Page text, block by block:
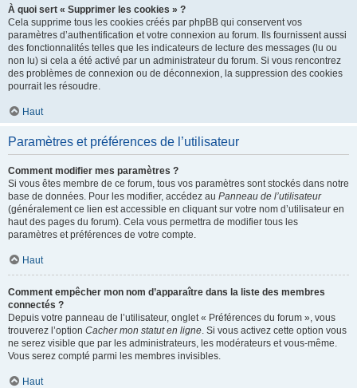
À quoi sert « Supprimer les cookies » ?
Cela supprime tous les cookies créés par phpBB qui conservent vos
paramètres d’authentification et votre connexion au forum. Ils fournissent aussi
des fonctionnalités telles que les indicateurs de lecture des messages (lu ou
non lu) si cela a été activé par un administrateur du forum. Si vous rencontrez
des problèmes de connexion ou de déconnexion, la suppression des cookies
pourrait les résoudre.
Haut
Paramètres et préférences de l’utilisateur
Comment modifier mes paramètres ?
Si vous êtes membre de ce forum, tous vos paramètres sont stockés dans notre
base de données. Pour les modifier, accédez au Panneau de l’utilisateur
(généralement ce lien est accessible en cliquant sur votre nom d’utilisateur en
haut des pages du forum). Cela vous permettra de modifier tous les
paramètres et préférences de votre compte.
Haut
Comment empêcher mon nom d’apparaître dans la liste des membres
connectés ?
Depuis votre panneau de l’utilisateur, onglet « Préférences du forum », vous
trouverez l’option Cacher mon statut en ligne. Si vous activez cette option vous
ne serez visible que par les administrateurs, les modérateurs et vous-même.
Vous serez compté parmi les membres invisibles.
Haut